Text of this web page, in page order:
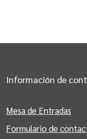
Información de
Mesa de Entradas
Formulario de